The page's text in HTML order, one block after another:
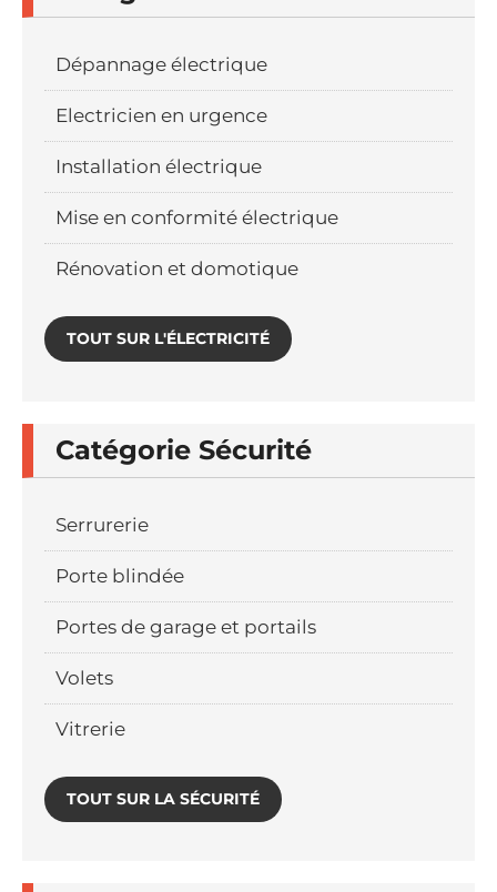
Dépannage électrique
Electricien en urgence
Installation électrique
Mise en conformité électrique
Rénovation et domotique
TOUT SUR L'ÉLECTRICITÉ
Catégorie Sécurité
Serrurerie
Porte blindée
Portes de garage et portails
Volets
Vitrerie
TOUT SUR LA SÉCURITÉ